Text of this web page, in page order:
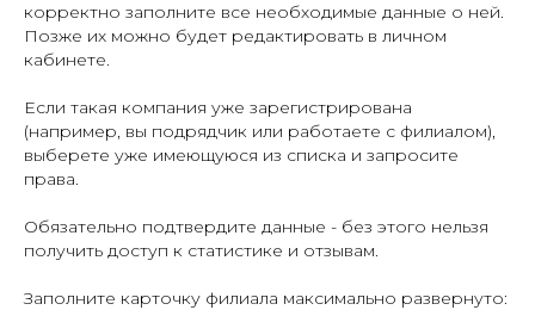
корректно заполните все необходимые данные о ней.
Позже их можно будет редактировать в личном
кабинете.
Если такая компания уже зарегистрирована
(например, вы подрядчик или работаете с филиалом),
выберете уже имеющуюся из списка и запросите
права.
Обязательно подтвердите данные - без этого нельзя
получить доступ к статистике и отзывам.
Заполните карточку филиала максимально развернуто: